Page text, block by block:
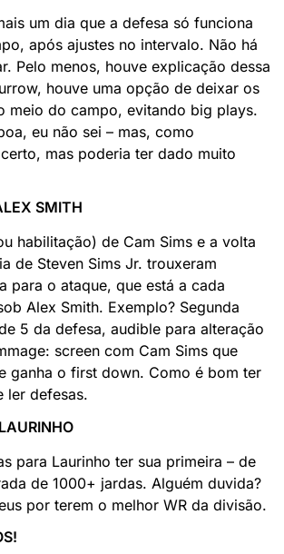
um dia que a defesa só funciona
após ajustes no intervalo. Não há
Pelo menos, houve explicação dessa
houve uma opção de deixar os
meio do campo, evitando big plays.
eu não sei – mas, como
mas poderia ter dado muito
SMITH
habilitação) de Cam Sims e a volta
de Steven Sims Jr. trouxeram
para o ataque, que está a cada
Alex Smith. Exemplo? Segunda
5 da defesa, audible para alteração
screen com Cam Sims que
ganha o first down. Como é bom ter
ler defesas.
para Laurinho ter sua primeira – de
de 1000+ jardas. Alguém duvida?
por terem o melhor WR da divisão.